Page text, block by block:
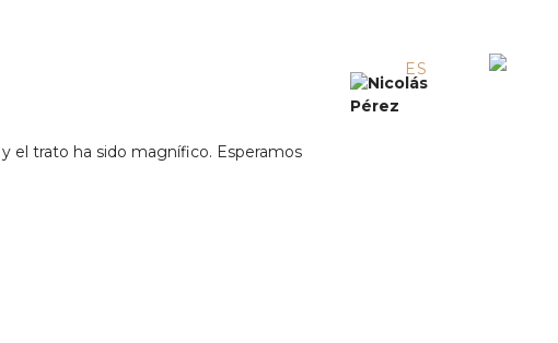
EN ES
el trato ha sido magnífico. Esperamos